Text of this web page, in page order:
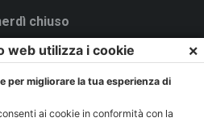
chiuso
Pertini con accesso da via
al primo piano.
web utilizza i cookie ×
per migliorare la tua esperienza di
ai cookie in conformità con la